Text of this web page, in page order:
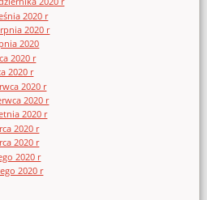
2020 r
2020 r
2020
2020 r
2020 r
2020 r
2020 r
2020 r
2020 r
2020 r
2020 r
2020 r